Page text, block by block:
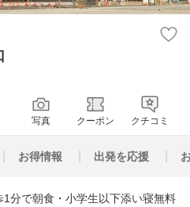
写真 クーポン クチコミ
お得情報 出発を応援
分で朝食・小学生以下添い寝無料